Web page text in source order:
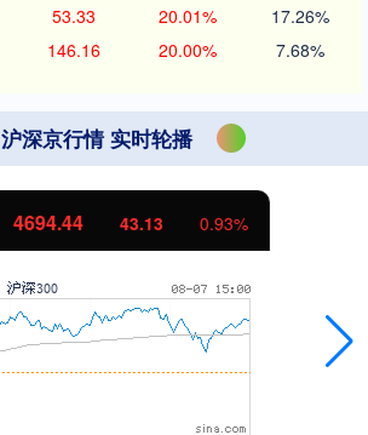
53.33 20.01% 17.26%
146.16 20.00% 7.68%
沪深京行情 实时轮播
1134.24 11.37 1.01%